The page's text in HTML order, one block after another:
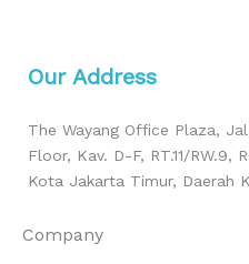
Our Address
The Wayang Office Plaza,
Floor, Kav. D-F, RT.11/RW.9,
Kota Jakarta Timur, Daerah
Company